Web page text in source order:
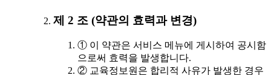
제 2 조 (약관의 효력과 변경)
① 이 약관은 서비스 메뉴에 게시하여 공시함
으로써 효력을 발생합니다.
② 교육정보원은 합리적 사유가 발생한 경우